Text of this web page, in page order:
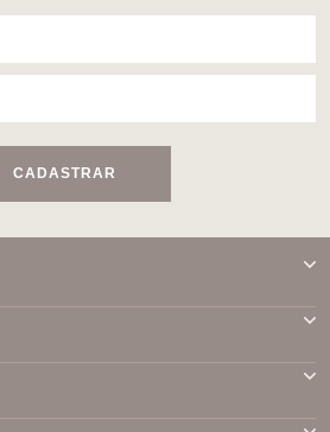
CADASTRAR